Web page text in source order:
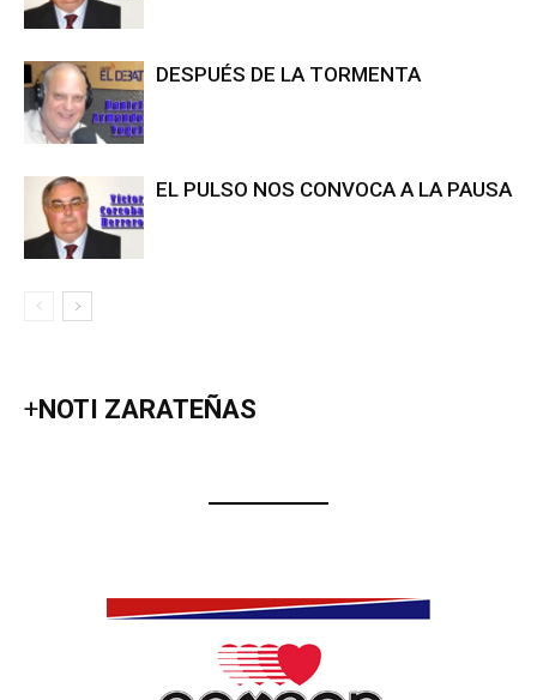
DESPUÉS DE LA TORMENTA
EL PULSO NOS CONVOCA A LA PAUSA
+NOTI ZARATEÑAS